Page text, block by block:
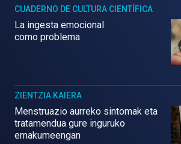
CUADERNO DE CULTURA CIENTÍFICA
La ingesta emocional
como problema
ZIENTZIA KAIERA
Menstruazio aurreko sintomak eta
tratamendua gure inguruko
emakumeengan